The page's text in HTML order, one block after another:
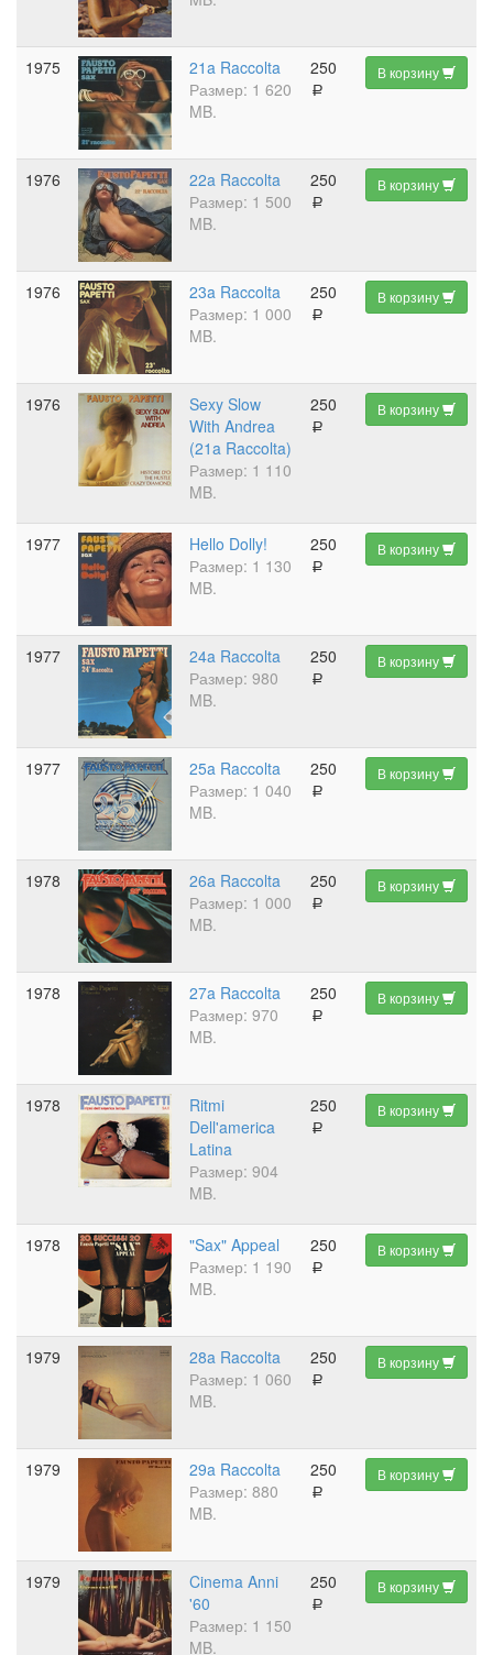
1975
21a Raccolta
Размер: 1 620
MB.
250
a
В корзину
1976
22a Raccolta
Размер: 1 500
MB.
250
a
В корзину
1976
23a Raccolta
Размер: 1 000
MB.
250
a
В корзину
1976
Sexy Slow
With Andrea
(21a Raccolta)
Размер: 1 110
MB.
250
a
В корзину
1977
Hello Dolly!
Размер: 1 130
MB.
250
a
В корзину
1977
24a Raccolta
Размер: 980
MB.
250
a
В корзину
1977
25a Raccolta
Размер: 1 040
MB.
250
a
В корзину
1978
26a Raccolta
Размер: 1 000
MB.
250
a
В корзину
1978
27a Raccolta
Размер: 970
MB.
250
a
В корзину
1978
Ritmi
Dell'america
Latina
Размер: 904
MB.
250
a
В корзину
1978
"Sax" Appeal
Размер: 1 190
MB.
250
a
В корзину
1979
28a Raccolta
Размер: 1 060
MB.
250
a
В корзину
1979
29a Raccolta
Размер: 880
MB.
250
a
В корзину
1979
Cinema Anni
'60
Размер: 1 150
MB.
250
a
В корзину